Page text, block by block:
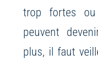
trop fortes
peuvent
plus, il faut